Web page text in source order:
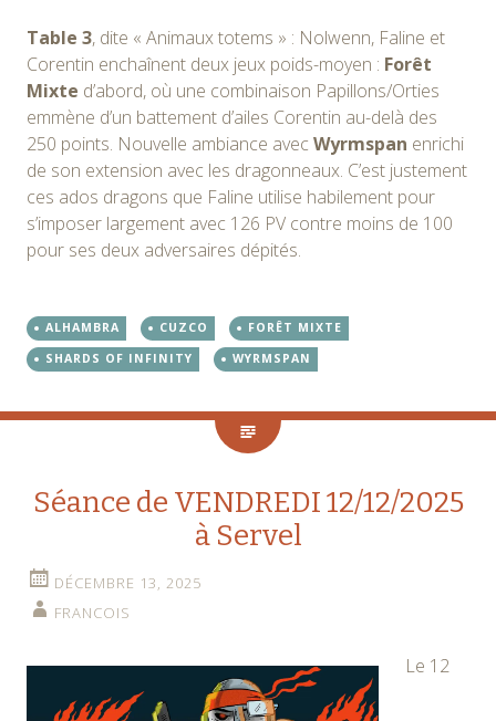
Table 3, dite « Animaux totems » : Nolwenn, Faline et
Corentin enchaînent deux jeux poids-moyen : Forêt
Mixte d’abord, où une combinaison Papillons/Orties
emmène d’un battement d’ailes Corentin au-delà des
250 points. Nouvelle ambiance avec Wyrmspan enrichi
de son extension avec les dragonneaux. C’est justement
ces ados dragons que Faline utilise habilement pour
s’imposer largement avec 126 PV contre moins de 100
pour ses deux adversaires dépités.
ALHAMBRA CUZCO
FORÊT MIXTE
SHARDS OF INFINITY
WYRMSPAN
Séance de VENDREDI 12/12/2025
à Servel
DÉCEMBRE 13, 2025
FRANCOIS
Le 12